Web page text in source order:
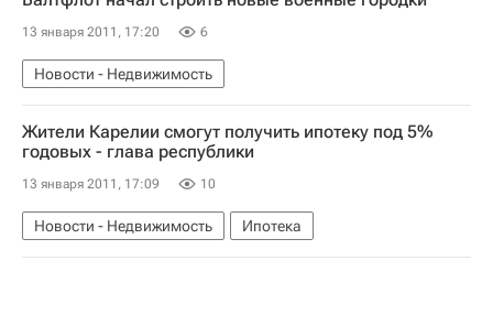
13 января 2011, 17:20 6
Новости - Недвижимость
Жители Карелии смогут получить ипотеку под 5%
годовых - глава республики
13 января 2011, 17:09 10
Новости - Недвижимость Ипотека